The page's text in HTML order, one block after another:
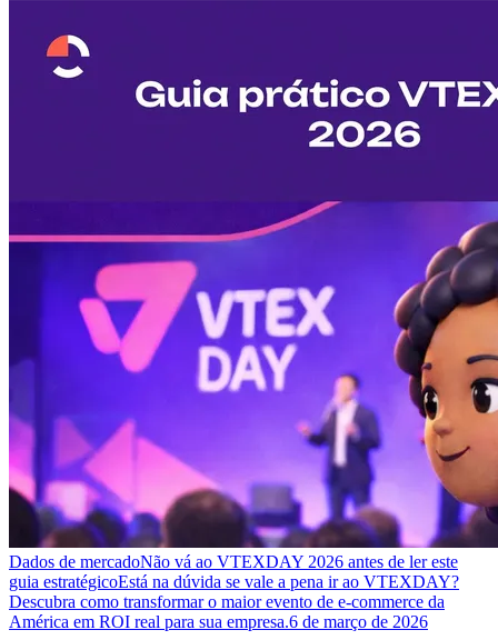
Dados de mercadoNão vá ao VTEXDAY 2026 antes de ler este
guia estratégicoEstá na dúvida se vale a pena ir ao VTEXDAY?
Descubra como transformar o maior evento de e-commerce da
América em ROI real para sua empresa.6 de março de 2026